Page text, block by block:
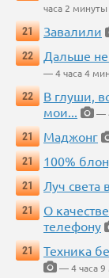
часа 2 минуты
21
Завалили
22
Дальше не
— 4 часа 4
22
В глуши,
мои...
—
21
Маджонг
21
100%
21
Луч света
21
О
телефону
21
Техника
— 4 часа 9